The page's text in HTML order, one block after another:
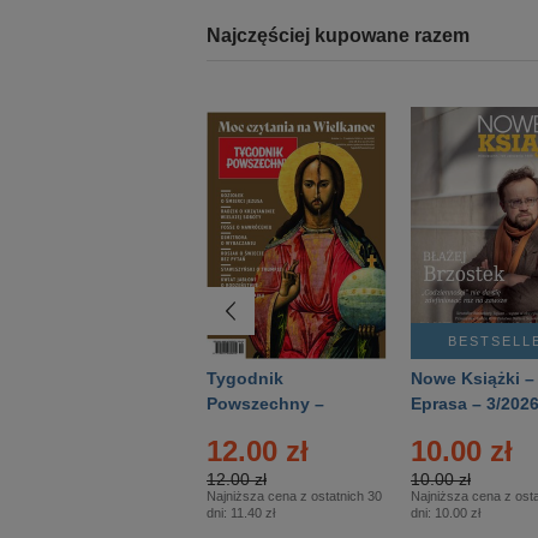
Najczęściej kupowane razem
Tygodnik
Powszechny –
12.00 zł
12.00 zł
Najniższa cena z ostatnich 30
dni: 11.40 zł
Nowe Książki –
Eprasa – 3/2026
10.00 zł
10.00 zł
Najniższa cena z
dni: 10.00 zł